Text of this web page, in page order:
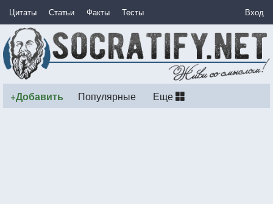
Цитаты Статьи Факты Тесты Вход
+Добавить Популярные Еще